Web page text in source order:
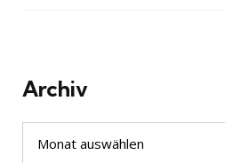
Archiv
Archiv